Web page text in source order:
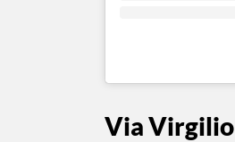
Via Virgilio